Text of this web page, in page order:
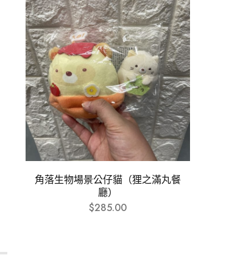
角落生物場景公仔貓（狸之滿丸餐
廳）
$285.00